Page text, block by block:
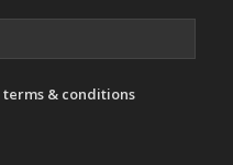
& conditions